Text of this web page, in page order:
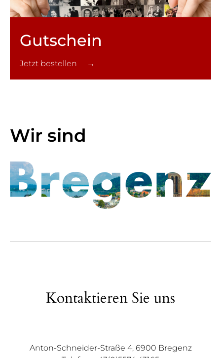
Gutschein
Jetzt bestellen →
Wir sind
Kontaktieren Sie uns
Anton-Schneider-Straße 4, 6900 Bregenz